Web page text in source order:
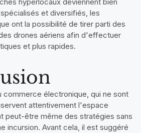
hyperlocaux deviennent bien
et diversifiés, les
ont la possibilité de tirer parti des
drones aériens afin d'effectuer
et plus rapides.
commerce électronique, qui ne sont
attentivement l'espace
peut-être même des stratégies sans
incursion. Avant cela, il est suggéré